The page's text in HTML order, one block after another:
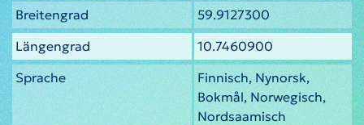
Breitengrad
59.9127300
Längengrad
10.7460900
Sprache
Finnisch, Nynorsk,
Bokmål, Norwegisch,
Nordsaamisch